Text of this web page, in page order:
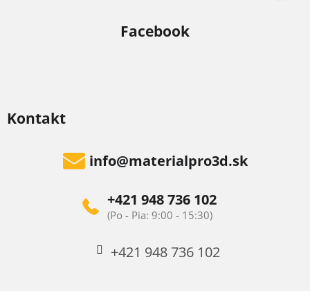
Kontakt
info@materialpro3d.sk
+421 948 736 102
+421 948 736 102
Facebook